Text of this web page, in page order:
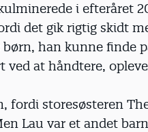
i efteråret
det gik rigtig skidt
han kunne finde
ved at håndtere,
fordi storesøsteren
Lau var et andet